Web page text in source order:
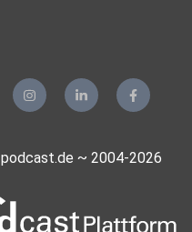
podcast.de ~ 2004-2026